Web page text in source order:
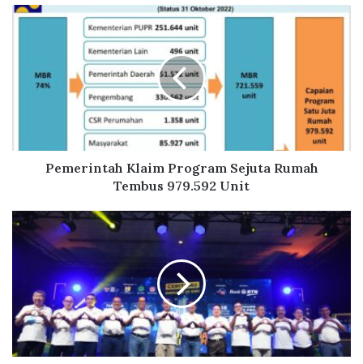
te bo
P
a
a
m
g
a
Pemerintah Klaim Program Sejuta Rumah
Tembus 979.592 Unit
B
a
r
I